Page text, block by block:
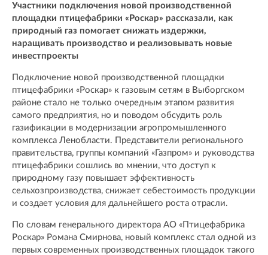
Участники подключения новой производственной
площадки птицефабрики «Роскар» рассказали, как
природный газ помогает снижать издержки,
наращивать производство и реализовывать новые
инвестпроекты
Подключение новой производственной площадки
птицефабрики «Роскар» к газовым сетям в Выборгском
районе стало не только очередным этапом развития
самого предприятия, но и поводом обсудить роль
газификации в модернизации агропромышленного
комплекса Ленобласти. Представители регионального
правительства, группы компаний «Газпром» и руководства
птицефабрики сошлись во мнении, что доступ к
природному газу повышает эффективность
сельхозпроизводства, снижает себестоимость продукции
и создает условия для дальнейшего роста отрасли.
По словам генерального директора АО «Птицефабрика
Роскар» Романа Смирнова, новый комплекс стал одной из
первых современных производственных площадок такого